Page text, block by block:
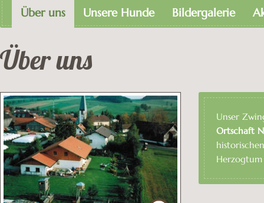
Über uns Unsere Hunde Bildergalerie
Über uns
Unser
Ortschaft
Herzogtum